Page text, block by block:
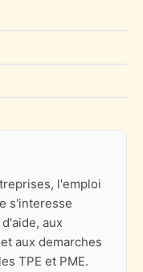
l'emploi
s'interesse
aux
aux demarches
TPE et PME.